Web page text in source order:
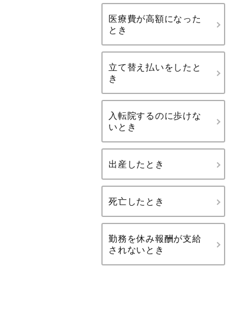
医療費が高額になった
とき
立て替え払いをしたと
き
入転院するのに歩けな
いとき
出産したとき
死亡したとき
勤務を休み報酬が支給
されないとき